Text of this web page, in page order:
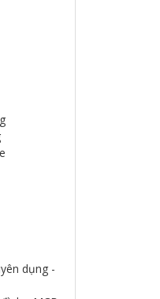
dụng -